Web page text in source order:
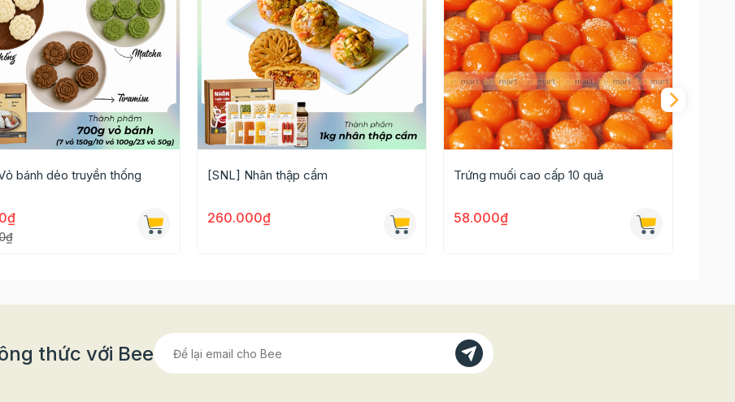
nhân bánh trung thu khác nhau thêm dễ dàng sử dụng và lựa
bánh dẻo truyền thống
[SNL] Nhân thập cẩm
260.000₫
Trứng muối cao cấp 10 quả
58.000₫
thức với Bee